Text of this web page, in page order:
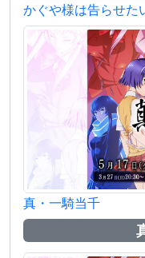
かぐや様は告らせた
真・一騎当千